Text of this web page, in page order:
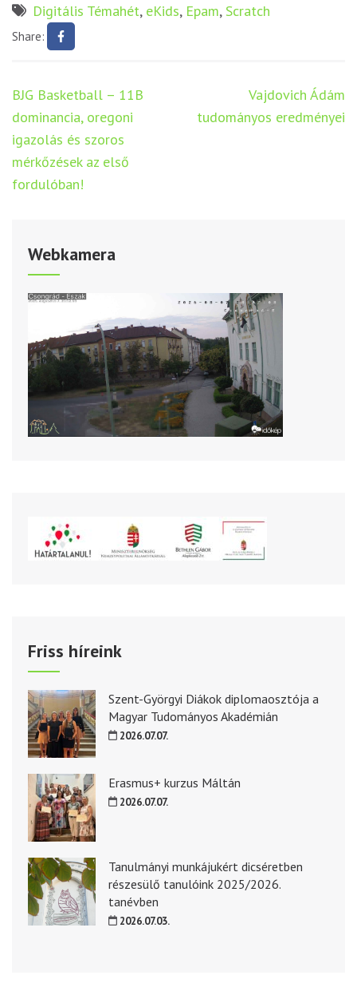
Digitális Témahét, eKids, Epam, Scratch
Share:
Bejegyzés
navigáció
BJG Basketball – 11B
dominancia, oregoni
igazolás és szoros
mérkőzések az első
fordulóban!
Vajdovich Ádám
tudományos eredményei
Webkamera
Friss híreink
Szent-Györgyi Diákok diplomaosztója a
Magyar Tudományos Akadémián
2026.07.07.
Erasmus+ kurzus Máltán
2026.07.07.
Tanulmányi munkájukért dicséretben
részesülő tanulóink 2025/2026.
tanévben
2026.07.03.